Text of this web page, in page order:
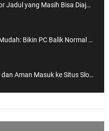
Intel Core i3-7100 Prosesor Jadul yang Masih Bisa Diajak Ngebut?
Cara Reset BIOS dengan Mudah: Bikin PC Balik Normal Lagi!
Bali777 Login Cara Cepat dan Aman Masuk ke Situs Slot Online Terpercaya